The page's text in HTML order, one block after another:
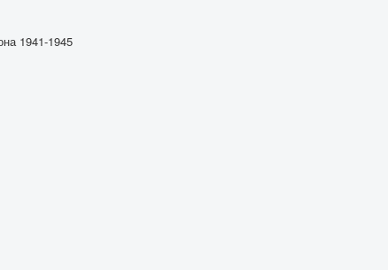
1941-1945